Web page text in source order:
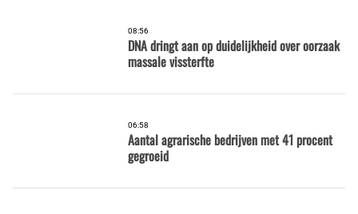
08:56
DNA dringt aan op duidelijkheid over oorzaak
massale vissterfte
06:58
Aantal agrarische bedrijven met 41 procent
gegroeid